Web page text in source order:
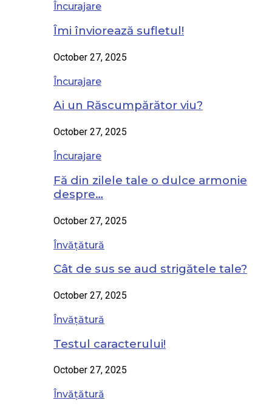
Încurajare
Îmi înviorează sufletul!
October 27, 2025
Încurajare
Ai un Răscumpărător viu?
October 27, 2025
Încurajare
Fă din zilele tale o dulce armonie
despre…
October 27, 2025
Învățătură
Cât de sus se aud strigătele tale?
October 27, 2025
Învățătură
Testul caracterului!
October 27, 2025
Învățătură